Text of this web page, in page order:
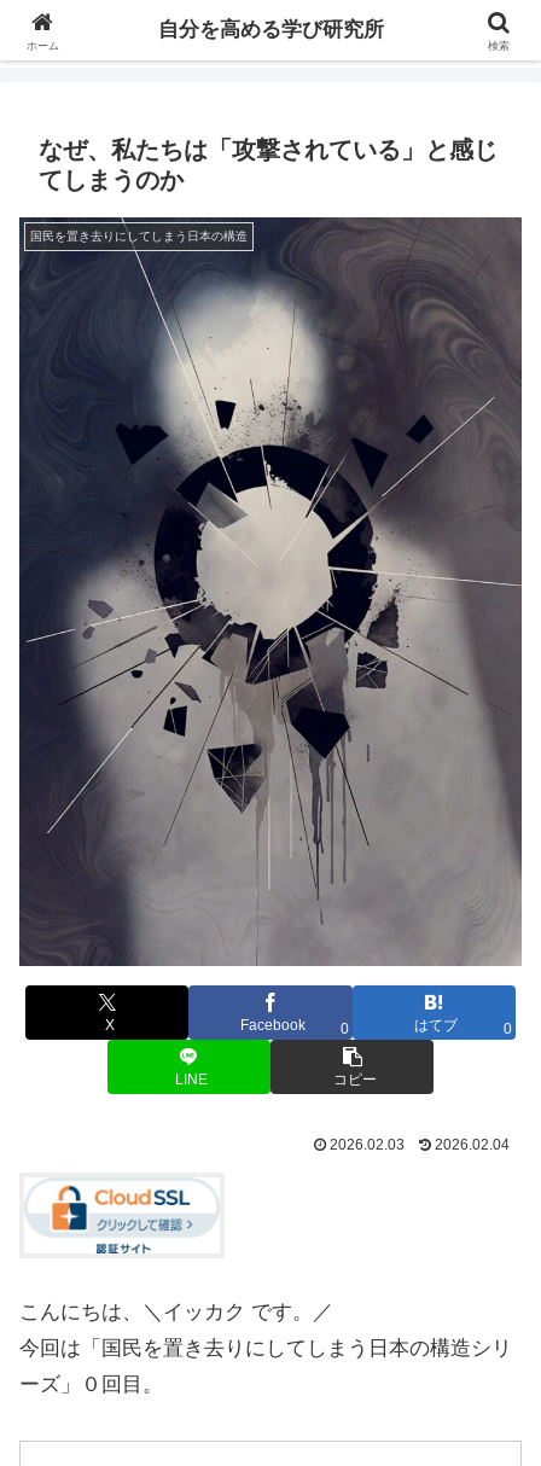
自分の価値を高めるための学びについて研究し、セミナーや情報（ブログ、動
なぜ、私たちは「攻撃されている」と感じ
てしまうのか
国民を置き去りにしてしまう日本の構造
X Facebook 0 はてブ 0
LINE コピー
2026.02.03 2026.02.04
こんにちは、＼イッカク です。／
今回は「国民を置き去りにしてしまう日本の構造シリ
ーズ」０回目。
ホーム
自分を高める学び研究所
検索